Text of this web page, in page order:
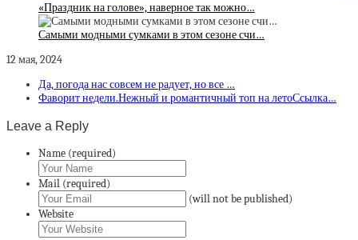
«Праздник на голове», наверное так можно…
Самыми модными сумками в этом сезоне счи…
12 мая, 2024
Да, погода нас совсем не радует, но все …
Фаворит недели.Нежный и романтичный топ на летоСсылка…
Leave a Reply
Name (required)
Mail (required)
(will not be published)
Website